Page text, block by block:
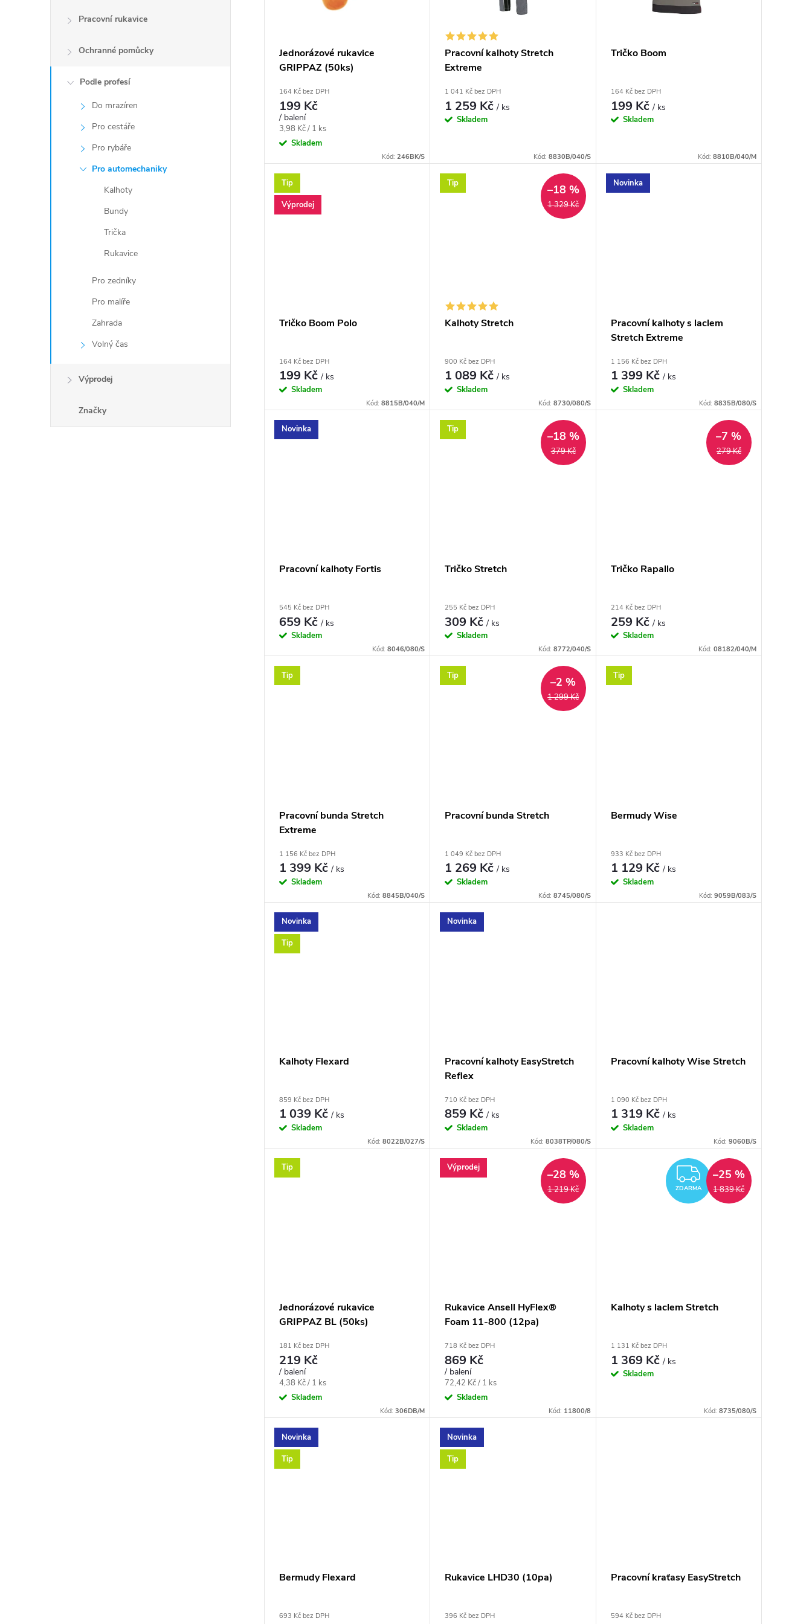
Pracovní rukavice
Ochranné pomůcky
Podle profesí
Do mrazíren
Pro cestáře
Pro rybáře
Pro automechaniky
Kalhoty
Bundy
Trička
Rukavice
Pro zedníky
Pro malíře
Zahrada
Volný čas
Výprodej
Značky
ku
k
Jednorázové rukavice
GRIPPAZ (50ks)
164 Kč bez DPH
199 Kč
/ balení
Měrná
cena:
3,98 Kč / 1 ks
Skladem
Kód:246BK/S
Pracovní kalhoty Stretch
Extreme
1 041 Kč bez DPH
1 259 Kč/ ks
Skladem
Kód: 8830B/040/S
Tričko Boom
164 Kč bez DPH
199 Kč/ ks
Skladem
Kód: 8810B/040/M
Tip
Výprodej
Tričko Boom Polo
164 Kč bez DPH
199 Kč/ ks
Skladem
Kód:8815B/040/M
Tip
1 329 Kč
–18 %
Kalhoty Stretch
900 Kč bez DPH
1 089 Kč/ ks
Skladem
Kód: 8730/080/S
Novinka
Pracovní kalhoty s laclem
Stretch Extreme
1 156 Kč bez DPH
1 399 Kč/ ks
Skladem
Kód: 8835B/080/S
Novinka
Pracovní kalhoty Fortis
545 Kč bez DPH
659 Kč/ ks
Skladem
Kód:8046/080/S
Tip
379 Kč
–18 %
Tričko Stretch
255 Kč bez DPH
309 Kč/ ks
Skladem
Kód: 8772/040/S
279 Kč
–7 %
Tričko Rapallo
214 Kč bez DPH
259 Kč/ ks
Skladem
Kód: 08182/040/M
Tip
Pracovní bunda Stretch
Extreme
1 156 Kč bez DPH
1 399 Kč/ ks
Skladem
Kód:8845B/040/S
Tip
1 299 Kč
–2 %
Pracovní bunda Stretch
1 049 Kč bez DPH
1 269 Kč/ ks
Skladem
Kód: 8745/080/S
Tip
Bermudy Wise
933 Kč bez DPH
1 129 Kč/ ks
Skladem
Kód: 9059B/083/S
Novinka
Tip
Kalhoty Flexard
859 Kč bez DPH
1 039 Kč/ ks
Skladem
Kód:8022B/027/S
Novinka
Pracovní kalhoty EasyStretch
Reflex
710 Kč bez DPH
859 Kč/ ks
Skladem
Kód: 8038TP/080/S
Pracovní kalhoty Wise Stretch
1 090 Kč bez DPH
1 319 Kč/ ks
Skladem
Kód: 9060B/S
Tip
Jednorázové rukavice
GRIPPAZ BL (50ks)
181 Kč bez DPH
219 Kč
/ balení
Měrná
cena:
4,38 Kč / 1 ks
Skladem
Kód:306DB/M
Výprodej
1 219 Kč
–28 %
Rukavice Ansell HyFlex®
Foam 11-800 (12pa)
718 Kč bez DPH
869 Kč
/ balení
Měrná
cena:
72,42 Kč / 1 ks
Skladem
Kód: 11800/8
ZDARMA
ZDARMA 1 839 Kč
–25 %
Kalhoty s laclem Stretch
1 131 Kč bez DPH
1 369 Kč/ ks
Skladem
Kód: 8735/080/S
Novinka
Tip
Bermudy Flexard
693 Kč bez DPH
Novinka
Tip
Rukavice LHD30 (10pa)
396 Kč bez DPH
Pracovní kraťasy EasyStretch
594 Kč bez DPH